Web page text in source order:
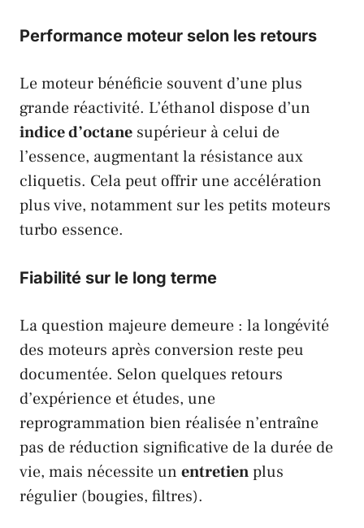
Performance moteur selon les retours
Le moteur bénéficie souvent d’une plus
grande réactivité. L’éthanol dispose d’un
indice d’octane supérieur à celui de
l’essence, augmentant la résistance aux
cliquetis. Cela peut offrir une accélération
plus vive, notamment sur les petits moteurs
turbo essence.
Fiabilité sur le long terme
La question majeure demeure : la longévité
des moteurs après conversion reste peu
documentée. Selon quelques retours
d’expérience et études, une
reprogrammation bien réalisée n’entraîne
pas de réduction significative de la durée de
vie, mais nécessite un entretienplus
régulier (bougies, filtres).